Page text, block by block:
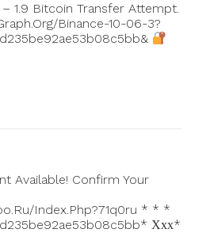
1.9 Bitcoin Transfer Attempt.
Binance-10-06-3?
Available! Confirm Your
index.php?71q0ru * * *
Ххх*